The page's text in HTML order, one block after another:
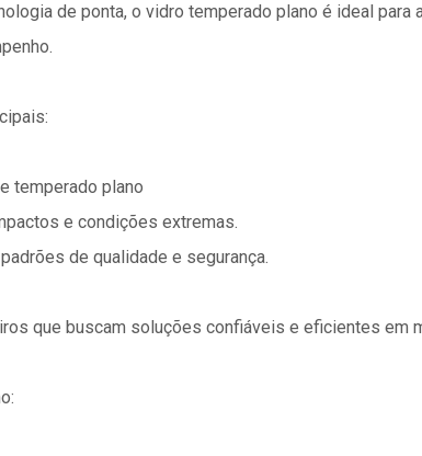
de ponta, o vidro temperado plano é ideal
temperado plano
e condições extremas.
de qualidade e segurança.
que buscam soluções confiáveis e eficientes em